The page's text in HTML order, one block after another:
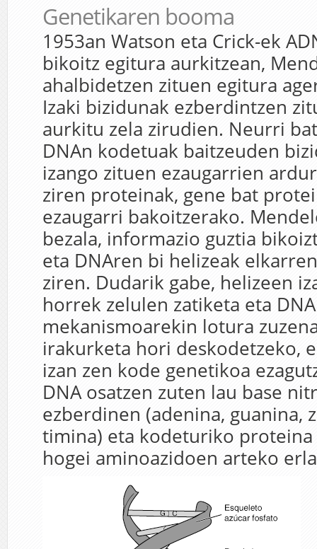
Genetikaren booma
1953an Watson eta Crick-ek
bikoitz egitura aurkitzean,
ahalbidetzen zituen egitura
Izaki bizidunak ezberdintzen
aurkitu zela zirudien. Neurri
DNAn kodetuak baitzeuden
izango zituen ezaugarrien
ziren proteinak, gene bat
ezaugarri bakoitzerako.
bezala, informazio guztia
eta DNAren bi helizeak
ziren. Dudarik gabe, helizeen
horrek zelulen zatiketa eta
mekanismoarekin lotura
irakurketa hori deskodetzeko,
izan zen kode genetikoa
DNA osatzen zuten lau base
ezberdinen (adenina, guanina,
timina) eta kodeturiko proteina
hogei aminoazidoen arteko